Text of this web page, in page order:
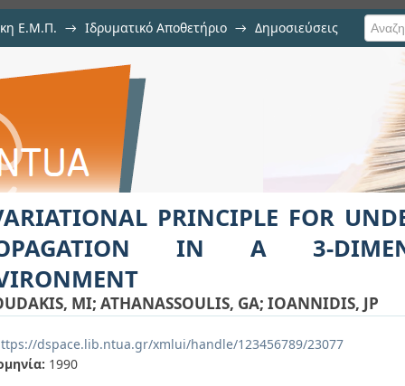
Ε.Μ.Π. → Ιδρυματικό Αποθετήριο → Δημοσιεύσεις
FOR UNDERWATER
ENVIRONMENT
PRINCIPLE FOR
IN A 3-
MI; ATHANASSOULIS, GA; IOANNIDIS, JP
dspace.lib.ntua.gr/xmlui/handle/123456789/23077
1990